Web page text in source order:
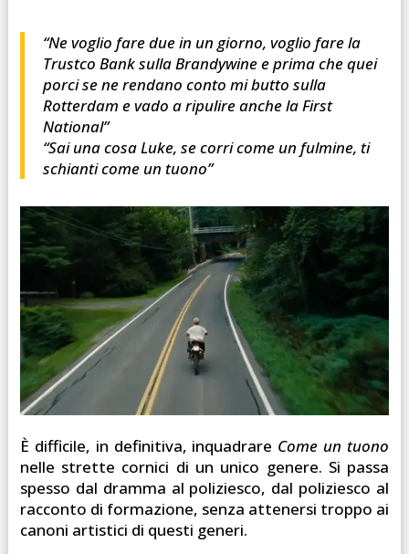
“Ne voglio fare due in un giorno, voglio fare la
Trustco Bank sulla Brandywine e prima che quei
porci se ne rendano conto mi butto sulla
Rotterdam e vado a ripulire anche la First
National”
“Sai una cosa Luke, se corri come un fulmine, ti
schianti come un tuono”
È difficile, in definitiva, inquadrare Come un tuono
nelle strette cornici di un unico genere. Si passa
spesso dal dramma al poliziesco, dal poliziesco al
racconto di formazione, senza attenersi troppo ai
canoni artistici di questi generi.